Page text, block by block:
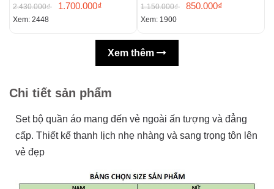
2.430.000₫ 1.700.000₫
Xem: 2448
Quần lửng
1.150.000₫ 850.000₫
Xem: 1900
Xem thêm
Chi tiết sản phẩm
Set bộ quần áo mang đến vẻ ngoài ấn tượng và đẳng
cấp. Thiết kế thanh lịch nhẹ nhàng và sang trọng tôn lên
vẻ đẹp